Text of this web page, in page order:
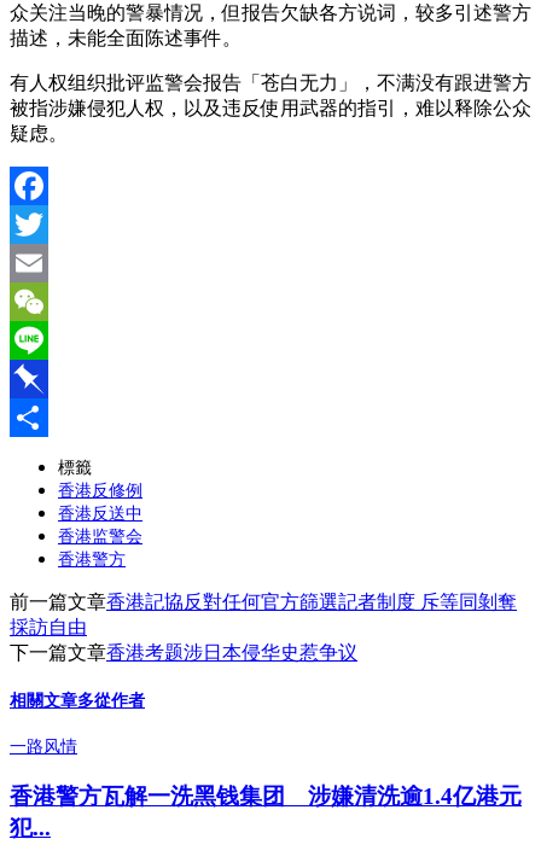
众关注当晚的警暴情况，但报告欠缺各方说词，较多引述警方
描述，未能全面陈述事件。
有人权组织批评监警会报告「苍白无力」，不满没有跟进警方
被指涉嫌侵犯人权，以及违反使用武器的指引，难以释除公众
疑虑。
Facebook
Twitter
Email
WeChat
Line
Pinboard
標籤
香港反修例
香港反送中
香港监警会
香港警方
前一篇文章香港記協反對任何官方篩選記者制度 斥等同剝奪
採訪自由
下一篇文章香港考题涉日本侵华史惹争议
相關文章多從作者
一路风情
香港警方瓦解一洗黑钱集团 涉嫌清洗逾1.4亿港元
犯...